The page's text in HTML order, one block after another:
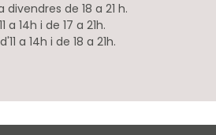
de 18 a 21 h.
a 14h i de 17 a 21h.
a 14h i de 18 a 21h.